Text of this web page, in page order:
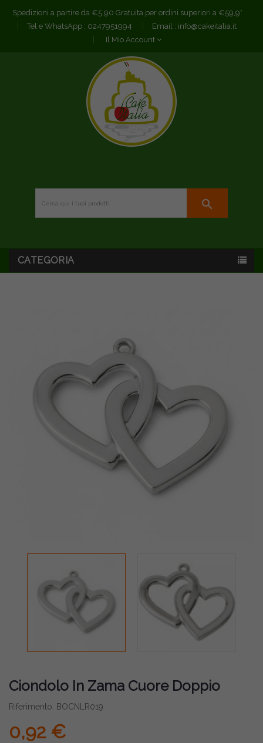
Spedizioni a partire da €5,90 Gratuita per ordini superiori a €59,9*
Tel e WhatsApp : 0247951994 Email : info@cakeitalia.it
Il Mio Account
search
CATEGORIA
Ciondolo In Zama Cuore Doppio
Riferimento: BOCNLR019
0,92 €